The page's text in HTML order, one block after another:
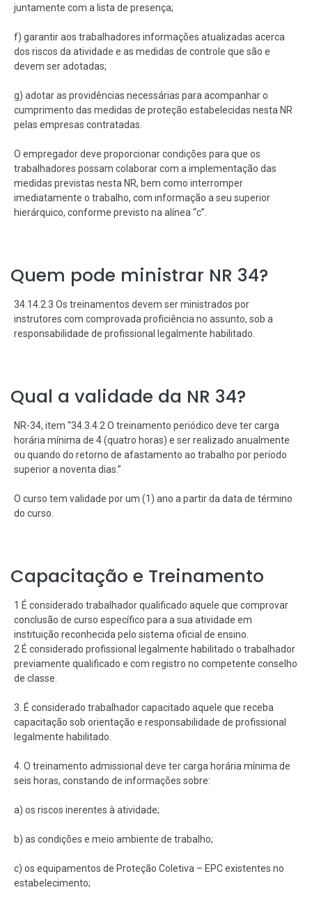
juntamente com a lista de presença;
f) garantir aos trabalhadores informações atualizadas acerca
dos riscos da atividade e as medidas de controle que são e
devem ser adotadas;
g) adotar as providências necessárias para acompanhar o
cumprimento das medidas de proteção estabelecidas nesta NR
pelas empresas contratadas.
O empregador deve proporcionar condições para que os
trabalhadores possam colaborar com a implementação das
medidas previstas nesta NR, bem como interromper
imediatamente o trabalho, com informação a seu superior
hierárquico, conforme previsto na alínea “c”.
Quem pode ministrar NR 34?
34.14.2.3 Os treinamentos devem ser ministrados por
instrutores com comprovada proficiência no assunto, sob a
responsabilidade de profissional legalmente habilitado.
Qual a validade da NR 34?
NR-34, item “34.3.4.2 O treinamento periódico deve ter carga
horária mínima de 4 (quatro horas) e ser realizado anualmente
ou quando do retorno de afastamento ao trabalho por período
superior a noventa dias.”
O curso tem validade por um (1) ano a partir da data de término
do curso.
Capacitação e Treinamento
1 É considerado trabalhador qualificado aquele que comprovar
conclusão de curso específico para a sua atividade em
instituição reconhecida pelo sistema oficial de ensino.
2 É considerado profissional legalmente habilitado o trabalhador
previamente qualificado e com registro no competente conselho
de classe.
3. É considerado trabalhador capacitado aquele que receba
capacitação sob orientação e responsabilidade de profissional
legalmente habilitado.
4. O treinamento admissional deve ter carga horária mínima de
seis horas, constando de informações sobre:
a) os riscos inerentes à atividade;
b) as condições e meio ambiente de trabalho;
c) os equipamentos de Proteção Coletiva – EPC existentes no
estabelecimento;